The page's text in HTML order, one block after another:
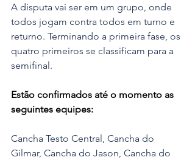
A disputa vai ser em um grupo, onde
todos jogam contra todos em turno e
returno. Terminando a primeira fase, os
quatro primeiros se classificam para a
semifinal.
Estão confirmados até o momento as
seguintes equipes:
Cancha Testo Central, Cancha do
Gilmar, Cancha do Jason, Cancha do